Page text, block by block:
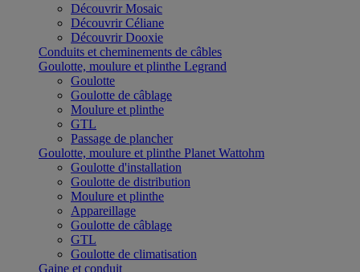
Découvrir Mosaic
Découvrir Céliane
Découvrir Dooxie
Conduits et cheminements de câbles
Goulotte, moulure et plinthe Legrand
Goulotte
Goulotte de câblage
Moulure et plinthe
GTL
Passage de plancher
Goulotte, moulure et plinthe Planet Wattohm
Goulotte d'installation
Goulotte de distribution
Moulure et plinthe
Appareillage
Goulotte de câblage
GTL
Goulotte de climatisation
Gaine et conduit